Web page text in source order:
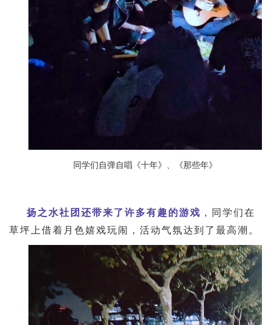
同学们自弹自唱《十年》、《那些年》
扬之水社团还带来了许多有趣的游戏 ，同学们在
草坪上借着月色嬉戏玩闹，活动气氛达到了最高潮。